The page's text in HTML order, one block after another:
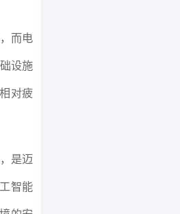
而电
设施
对疲
是迈
智能